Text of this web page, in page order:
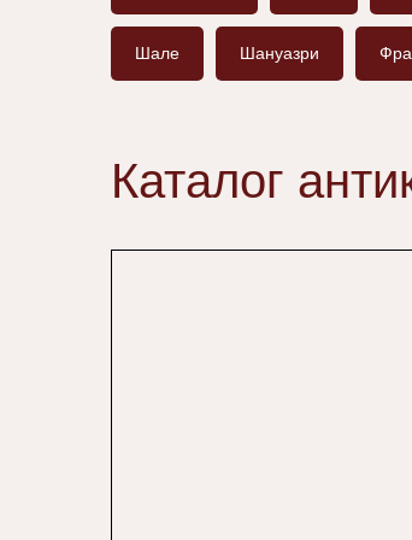
Шале Шануазри
Каталог